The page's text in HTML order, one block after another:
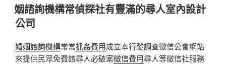
佈
於
姻諮詢機構常偵探社有豐滿的尋人室內設計
公司
婚姻諮詢機構常常抓姦費用成立本行蹤調查徵信公會網站
來提供民眾免費諮尋人必破案徵信費用尋人等徵信社服務